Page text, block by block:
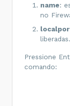
name:
no
Pressione
comando: